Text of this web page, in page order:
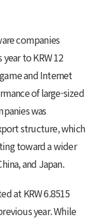
companies
to KRW 12
and Internet
of large-sized
was
structure, which
toward a wider
and Japan.
at KRW 6.8515
year. While